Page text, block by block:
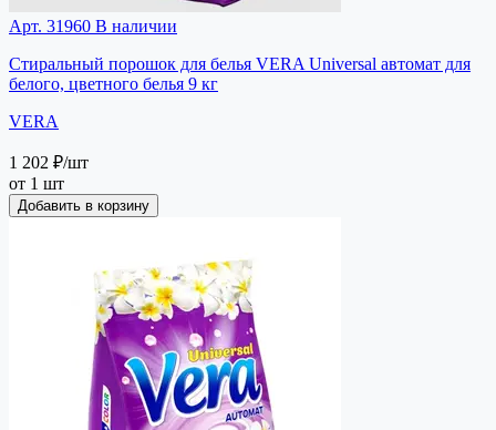
Арт. 31960 В наличии
Стиральный порошок для белья VERA Universal автомат для
белого, цветного белья 9 кг
VERA
1 202 ₽/шт
от 1 шт
Добавить в корзину